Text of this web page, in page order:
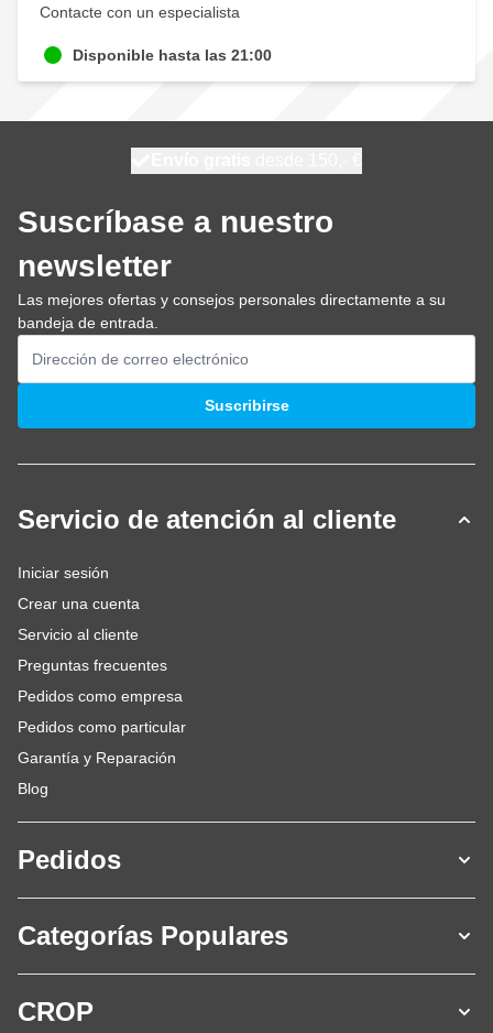
Contacte con un especialista
Disponible hasta las 21:00
Suscríbase a nuestro
newsletter
Las mejores ofertas y consejos personales directamente a su
bandeja de entrada.
Dirección de email
Suscribirse
Servicio de atención al cliente
Iniciar sesión
Crear una cuenta
Servicio al cliente
Preguntas frecuentes
Pedidos como empresa
Pedidos como particular
Garantía y Reparación
Blog
Pedidos
Categorías Populares
CROP